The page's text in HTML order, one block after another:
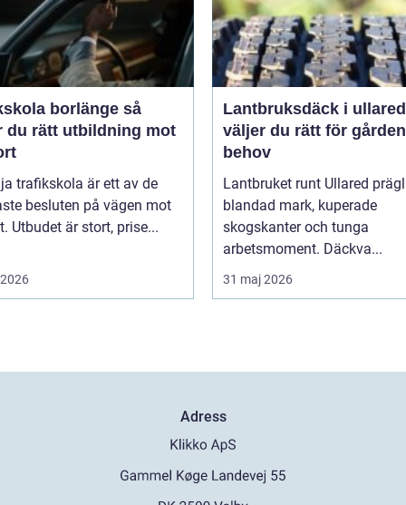
borlänge så
du rätt utbildning mot
trafikskola är ett av de
besluten på vägen mot
Utbudet är stort, prise...
Lantbruksdäck i ullared
väljer du rätt för
behov
Lantbruket runt Ullared
blandad mark, kuperade
skogskanter och tunga
arbetsmoment. Däckva...
31 maj 2026
Adress